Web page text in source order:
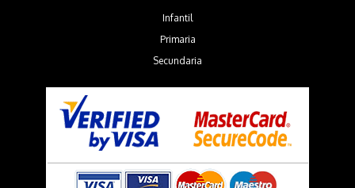
Infantil
Primaria
Secundaria